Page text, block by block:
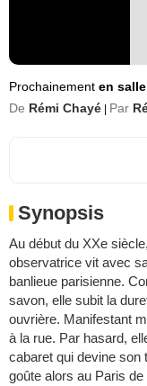
Prochainement en salle
De Rémi Chayé Par
Synopsis
Au début du XXe
observatrice vit avec
banlieue parisienne.
savon, elle subit la
ouvrière. Manifestant
à la rue. Par hasard,
cabaret qui devine son
goûte alors au Paris